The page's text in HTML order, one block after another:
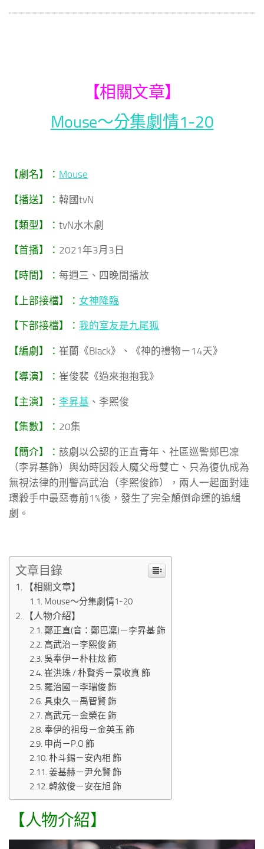
【相關文章】
Mouse～分集劇情1-20
【劇名】： Mouse
【播送】： 韓國tvN
【類型】： tvN水木劇
【首播】： 2021年3月3日
【時間】： 每週三、四晚間播放
【上部接檔】： 女神降臨
【下部接檔】： 我的室友是九尾狐
【編劇】： 崔蘭《Black》、《神的禮物－14天》
【導演】： 崔俊裴《過來抱抱我》
【主演】： 李昇基 、李熙俊
【集數】： 20集
【簡介】： 該劇以公認的正直青年、社區巡警鄭巴凜
（李昇基飾）與幼時因殺人魔父母雙亡、只為復仇成為
無視法律的刑警高武治（李熙俊飾），兩人一起面對連
環殺手中最惡毒前1%後，發生了完全顛倒命運的追緝
劇。
文章目錄
【相關文章】
Mouse～分集劇情1-20
【人物介紹】
鄭正直(音：鄭巴凜)－李昇基 飾
高武治－李熙俊 飾
吳奉伊－朴柱炫 飾
崔洪珠 / 朴賢秀－景收真 飾
羅治國－李瑞俊 飾
具東久－禹智賢 飾
高武元－金榮在 飾
奉伊的祖母－金英玉 飾
申尚－P.O 飾
朴斗錫－安內相 飾
姜基赫－尹允賢 飾
韓敘俊－安在旭 飾
【人物介紹】